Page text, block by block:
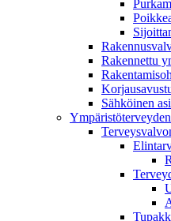
Rakennettu
Sähköinen